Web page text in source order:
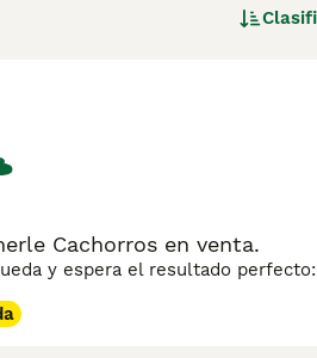
con cuidado.
Cachorros en venta.
y espera el resultado perfecto: